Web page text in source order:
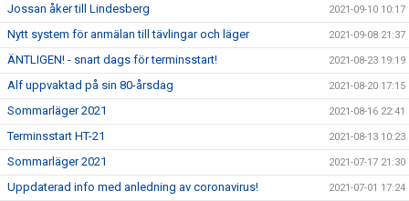
Jossan åker till Lindesberg 2021-09-10 10:17
Nytt system för anmälan till tävlingar och läger 2021-09-08 21:37
ÄNTLIGEN! - snart dags för terminsstart! 2021-08-23 19:19
Alf uppvaktad på sin 80-årsdag 2021-08-20 17:15
Sommarläger 2021 2021-08-16 22:41
Terminsstart HT-21 2021-08-13 10:23
Sommarläger 2021 2021-07-17 21:30
Uppdaterad info med anledning av coronavirus! 2021-07-01 17:24